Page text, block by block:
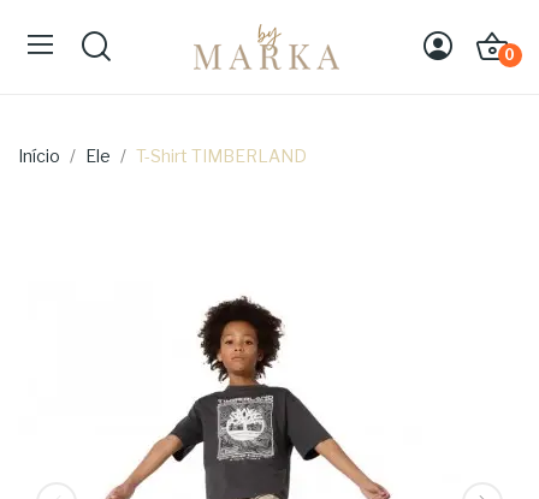
0
Início Ele T-Shirt TIMBERLAND